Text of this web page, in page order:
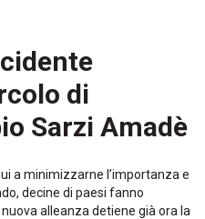
di
Sarzi Amadè
a minimizzarne l’importanza e
decine di paesi fanno
alleanza detiene già ora la